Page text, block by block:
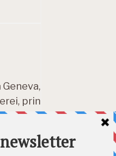
prin